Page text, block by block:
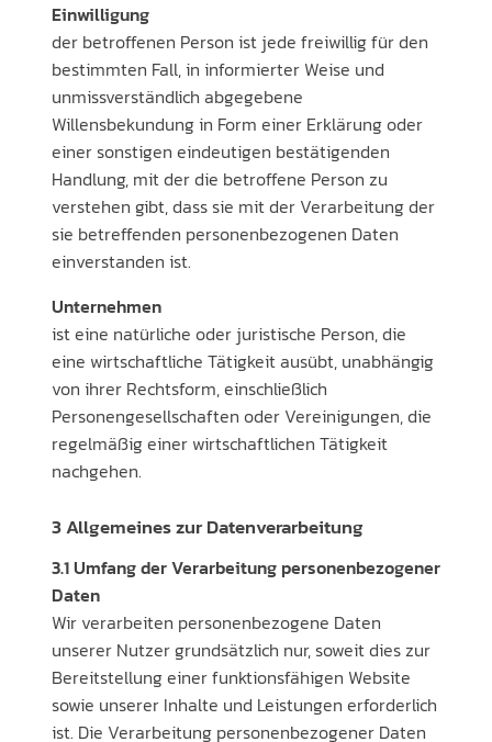
Einwilligung
der betroffenen Person ist jede freiwillig für den
bestimmten Fall, in informierter Weise und
unmissverständlich abgegebene
Willensbekundung in Form einer Erklärung oder
einer sonstigen eindeutigen bestätigenden
Handlung, mit der die betroffene Person zu
verstehen gibt, dass sie mit der Verarbeitung der
sie betreffenden personenbezogenen Daten
einverstanden ist.
Unternehmen
ist eine natürliche oder juristische Person, die
eine wirtschaftliche Tätigkeit ausübt, unabhängig
von ihrer Rechtsform, einschließlich
Personengesellschaften oder Vereinigungen, die
regelmäßig einer wirtschaftlichen Tätigkeit
nachgehen.
3 Allgemeines zur Datenverarbeitung
3.1 Umfang der Verarbeitung personenbezogener
Daten
Wir verarbeiten personenbezogene Daten
unserer Nutzer grundsätzlich nur, soweit dies zur
Bereitstellung einer funktionsfähigen Website
sowie unserer Inhalte und Leistungen erforderlich
ist. Die Verarbeitung personenbezogener Daten